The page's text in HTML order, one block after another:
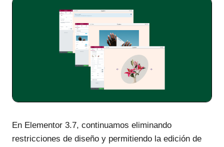
En Elementor 3.7, continuamos eliminando
restricciones de diseño y permitiendo la edición de